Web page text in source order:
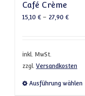
Café Crème
15,10 €– 27,90 €
inkl. MwSt.
zzgl. Versandkosten
Ausführung wählen